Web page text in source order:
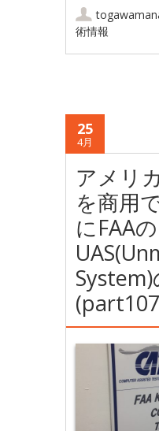
術情報
25
4月
アメリ
を商用
にFAAの